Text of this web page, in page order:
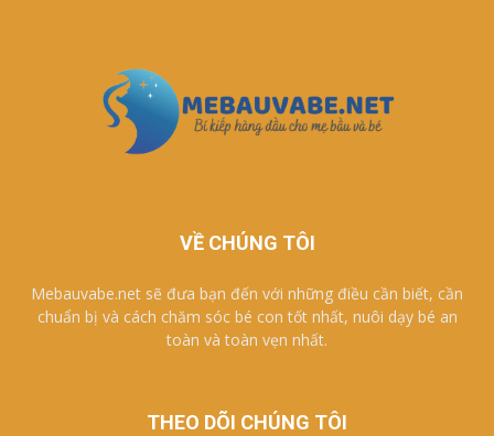
VỀ CHÚNG TÔI
Mebauvabe.net sẽ đưa bạn đến với những điều cần biết, cần
chuẩn bị và cách chăm sóc bé con tốt nhất, nuôi dạy bé an
toàn và toàn vẹn nhất.
THEO DÕI CHÚNG TÔI